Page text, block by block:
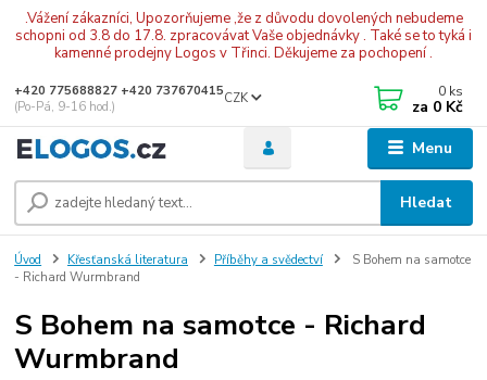
.Vážení zákazníci, Upozorňujeme ,že z důvodu dovolených nebudeme
schopni od 3.8 do 17.8. zpracovávat Vaše objednávky . Také se to tyká i
kamenné prodejny Logos v Třinci. Děkujeme za pochopení .
Menu
CZK
Hledat
+420 775688827 +420 737670415
(Po-Pá, 9-16 hod.)
0 ks
za 0 Kč
Úvod Křesťanská literatura Příběhy a svědectví
S Bohem na samotce
- Richard Wurmbrand
S Bohem na samotce - Richard
Wurmbrand